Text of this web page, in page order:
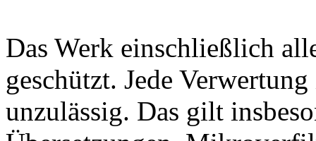
Das Werk einschließlich
geschützt. Jede
unzulässig. Das gilt